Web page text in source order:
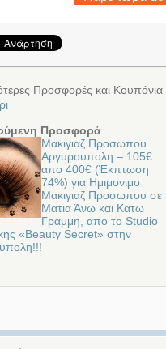
Προσφορές και Κουπόνια
Προσφορά
Μακιγιαζ Προσωπου
Αργυρουπολη – 105€
απο 400€ (Έκπτωση
74%) για Ημιμονιμο
Μακιγιαζ Προσωπου σε
Ματια Άνω και Κατω
Γραμμη, απο το Studio
«Beauty Secret» στην